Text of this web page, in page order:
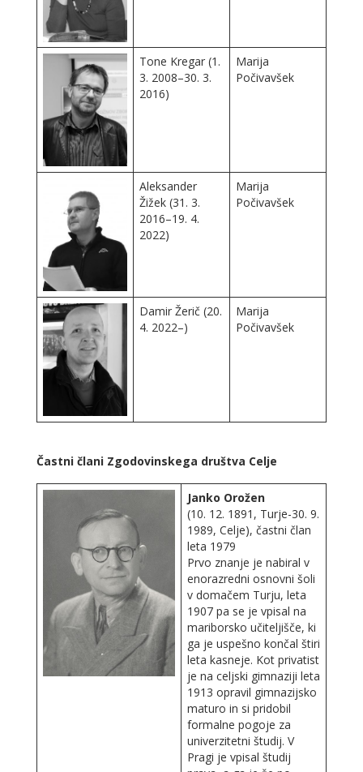
Tone Kregar (1.
3. 2008–30. 3.
2016)
Marija
Počivavšek
Aleksander
Žižek (31. 3.
2016–19. 4.
2022)
Marija
Počivavšek
Damir Žerič (20.
4. 2022–)
Marija
Počivavšek
Častni člani Zgodovinskega društva Celje
Janko Orožen
(10. 12. 1891, Turje-30. 9.
1989, Celje), častni član
leta 1979
Prvo znanje je nabiral v
enorazredni osnovni šoli
v domačem Turju, leta
1907 pa se je vpisal na
mariborsko učiteljišče, ki
ga je uspešno končal štiri
leta kasneje. Kot privatist
je na celjski gimnaziji leta
1913 opravil gimnazijsko
maturo in si pridobil
formalne pogoje za
univerzitetni študij. V
Pragi je vpisal študij